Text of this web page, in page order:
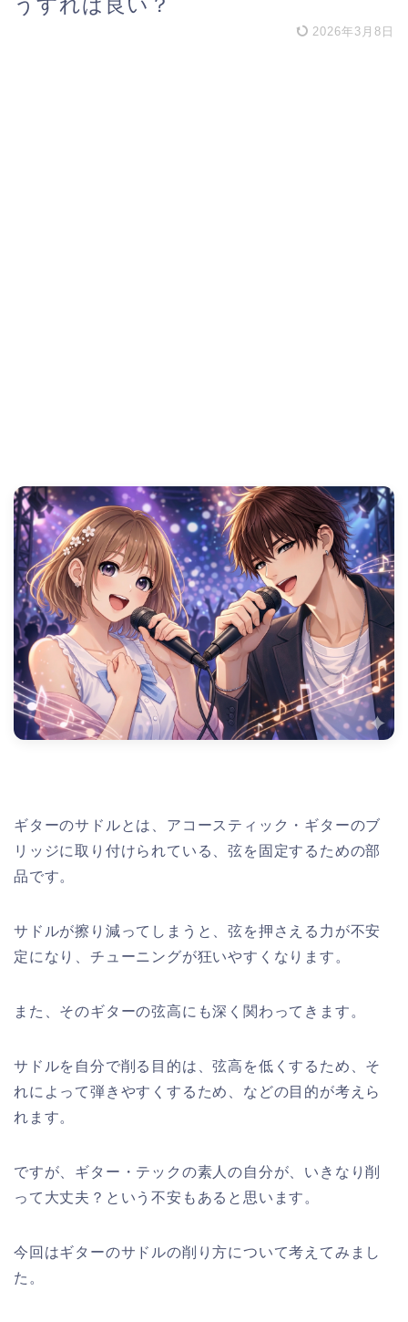
2026年3月8日
ギターのサドルとは、アコースティック・ギターのブ
リッジに取り付けられている、弦を固定するための部
品です。
サドルが擦り減ってしまうと、弦を押さえる力が不安
定になり、チューニングが狂いやすくなります。
また、そのギターの弦高にも深く関わってきます。
サドルを自分で削る目的は、弦高を低くするため、そ
れによって弾きやすくするため、などの目的が考えら
れます。
ですが、ギター・テックの素人の自分が、いきなり削
って大丈夫？という不安もあると思います。
今回はギターのサドルの削り方について考えてみまし
た。